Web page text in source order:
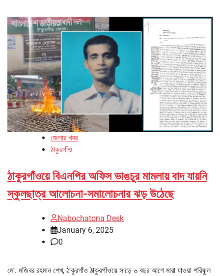
জেলার খবর
ঠাকুরগাঁও
ঠাকুরগাঁওয়ে বিএনপির অফিস ভাঙচুর মামলায় বাদ যায়নি
স্কুলছাত্র আলোচনা-সমালোচনার ঝড় উঠেছে
Nabochatona Desk
January 6, 2025
0
মো. মজিবর রহমান শেখ, ঠাকুরগাঁও ঠাকুরগাঁওয়ে সাড়ে ৬ বছর আগে মারা যাওয়া শরিফুল